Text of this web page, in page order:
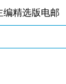
编精选版电邮